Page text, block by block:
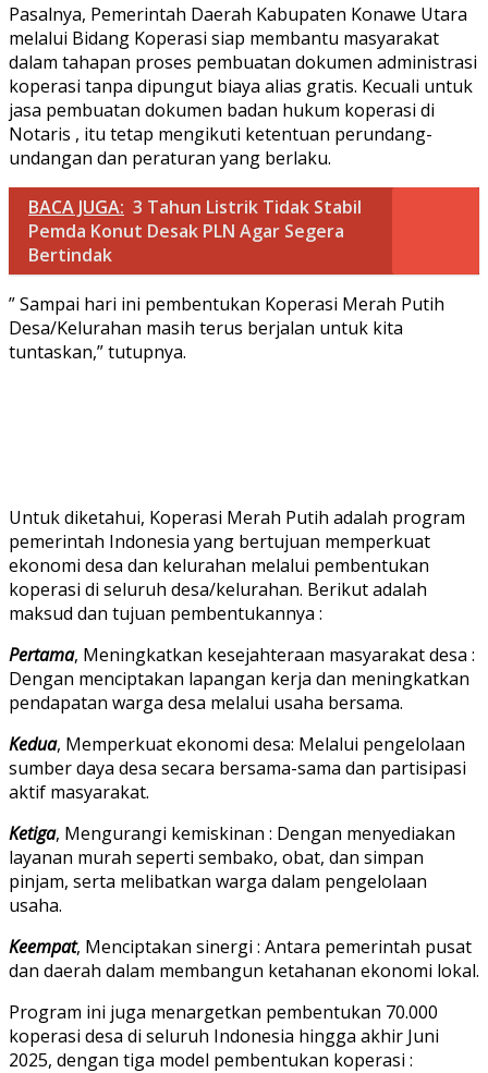
Pasalnya, Pemerintah Daerah Kabupaten Konawe Utara
melalui Bidang Koperasi siap membantu masyarakat
dalam tahapan proses pembuatan dokumen administrasi
koperasi tanpa dipungut biaya alias gratis. Kecuali untuk
jasa pembuatan dokumen badan hukum koperasi di
Notaris , itu tetap mengikuti ketentuan perundang-
undangan dan peraturan yang berlaku.
BACA JUGA: 3 Tahun Listrik Tidak Stabil
Pemda Konut Desak PLN Agar Segera
Bertindak
” Sampai hari ini pembentukan Koperasi Merah Putih
Desa/Kelurahan masih terus berjalan untuk kita
tuntaskan,” tutupnya.
Untuk diketahui, Koperasi Merah Putih adalah program
pemerintah Indonesia yang bertujuan memperkuat
ekonomi desa dan kelurahan melalui pembentukan
koperasi di seluruh desa/kelurahan. Berikut adalah
maksud dan tujuan pembentukannya :
Pertama, Meningkatkan kesejahteraan masyarakat desa :
Dengan menciptakan lapangan kerja dan meningkatkan
pendapatan warga desa melalui usaha bersama.
Kedua, Memperkuat ekonomi desa: Melalui pengelolaan
sumber daya desa secara bersama-sama dan partisipasi
aktif masyarakat.
Ketiga, Mengurangi kemiskinan : Dengan menyediakan
layanan murah seperti sembako, obat, dan simpan
pinjam, serta melibatkan warga dalam pengelolaan
usaha.
Keempat, Menciptakan sinergi : Antara pemerintah pusat
dan daerah dalam membangun ketahanan ekonomi lokal.
Program ini juga menargetkan pembentukan 70.000
koperasi desa di seluruh Indonesia hingga akhir Juni
2025, dengan tiga model pembentukan koperasi :